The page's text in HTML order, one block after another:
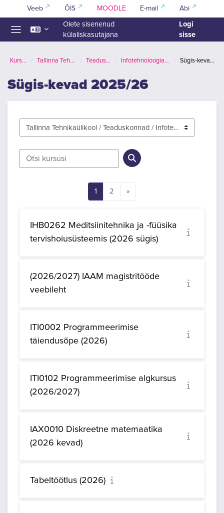
Jäta vahele peasisuni
Veeb ÕIS MOODLE E-mail Abi
Olete sisenenud
külaliskasutajana
Logi
sisse
Kursused Tallinna Tehnikaülikool Teaduskonnad Infotehnoloogia teaduskond Sügis-kevad 2025/26
Sügis-kevad 2025/26
Kursuste kategooriad
Otsi kursusi
Otsi kursusi
1 Lehekülg 1
2 Lehekülg 2
»Järgmine lehekülg
IHB0262 Meditsiinitehnika ja -füüsika
tervishoiusüsteemis (2026 sügis)
(2026/2027) IAAM magistritööde
veebileht
ITI0002 Programmeerimise
täiendusõpe (2026)
ITI0102 Programmeerimise algkursus
(2026/2027)
IAX0010 Diskreetne matemaatika
(2026 kevad)
Tabeltöötlus (2026)